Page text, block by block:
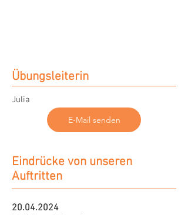
Übungsleiterin
Julia
E-Mail senden
Eindrücke von unseren
Auftritten
20.04.2024